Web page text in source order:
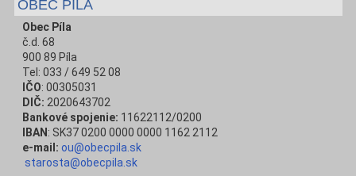
OBEC PÍLA
Obec Píla
č.d. 68
900 89 Píla
Tel: 033 / 649 52 08
IČO: 00305031
DIČ: 2020643702
Bankové spojenie: 11622112/0200
IBAN : SK37 0200 0000 0000 1162 2112
e-mail: ou@obecpila.sk
starosta@obecpila.sk